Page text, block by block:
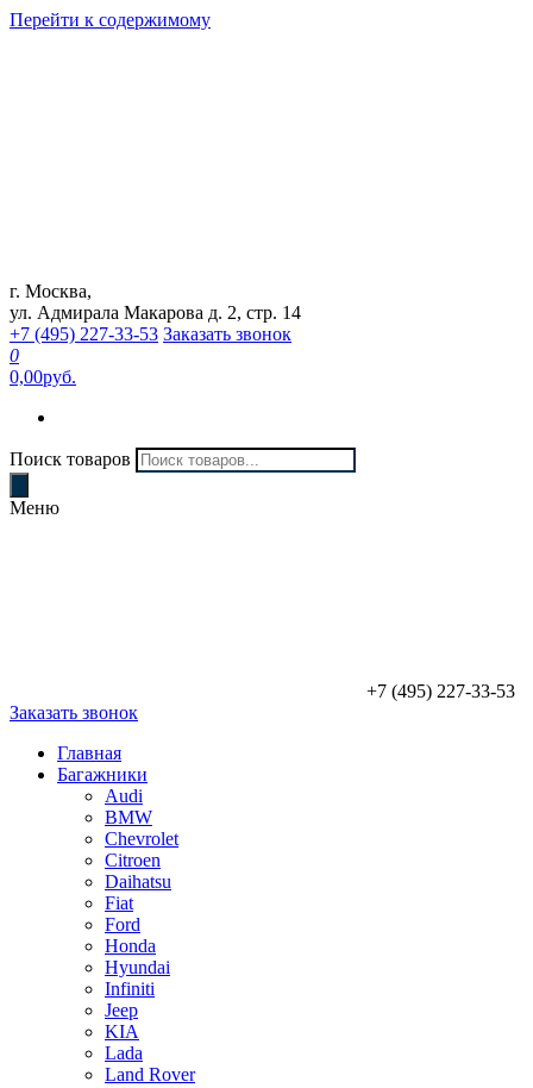
Перейти к содержимому
Интернет магазин "Can Auto"
г. Москва,
ул. Адмирала Макарова д. 2, стр. 14
+7 (495) 227-33-53 Заказать звонок
0
0,00руб.
Поиск товаров
Меню
+7 (495) 227-33-53
Заказать звонок
Главная
Багажники
Audi
BMW
Chevrolet
Citroen
Daihatsu
Fiat
Ford
Honda
Hyundai
Infiniti
Jeep
KIA
Lada
Land Rover